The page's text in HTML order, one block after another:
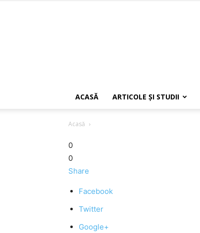
ACASĂ ARTICOLE ŞI STUDII
Acasă
0
0
Share
Facebook
Twitter
Google+